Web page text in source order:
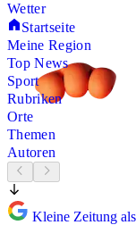
Wetter
Startseite
Meine Region
Top News
Sport
Rubriken
Orte
Themen
Autoren
Kleine Zeitung